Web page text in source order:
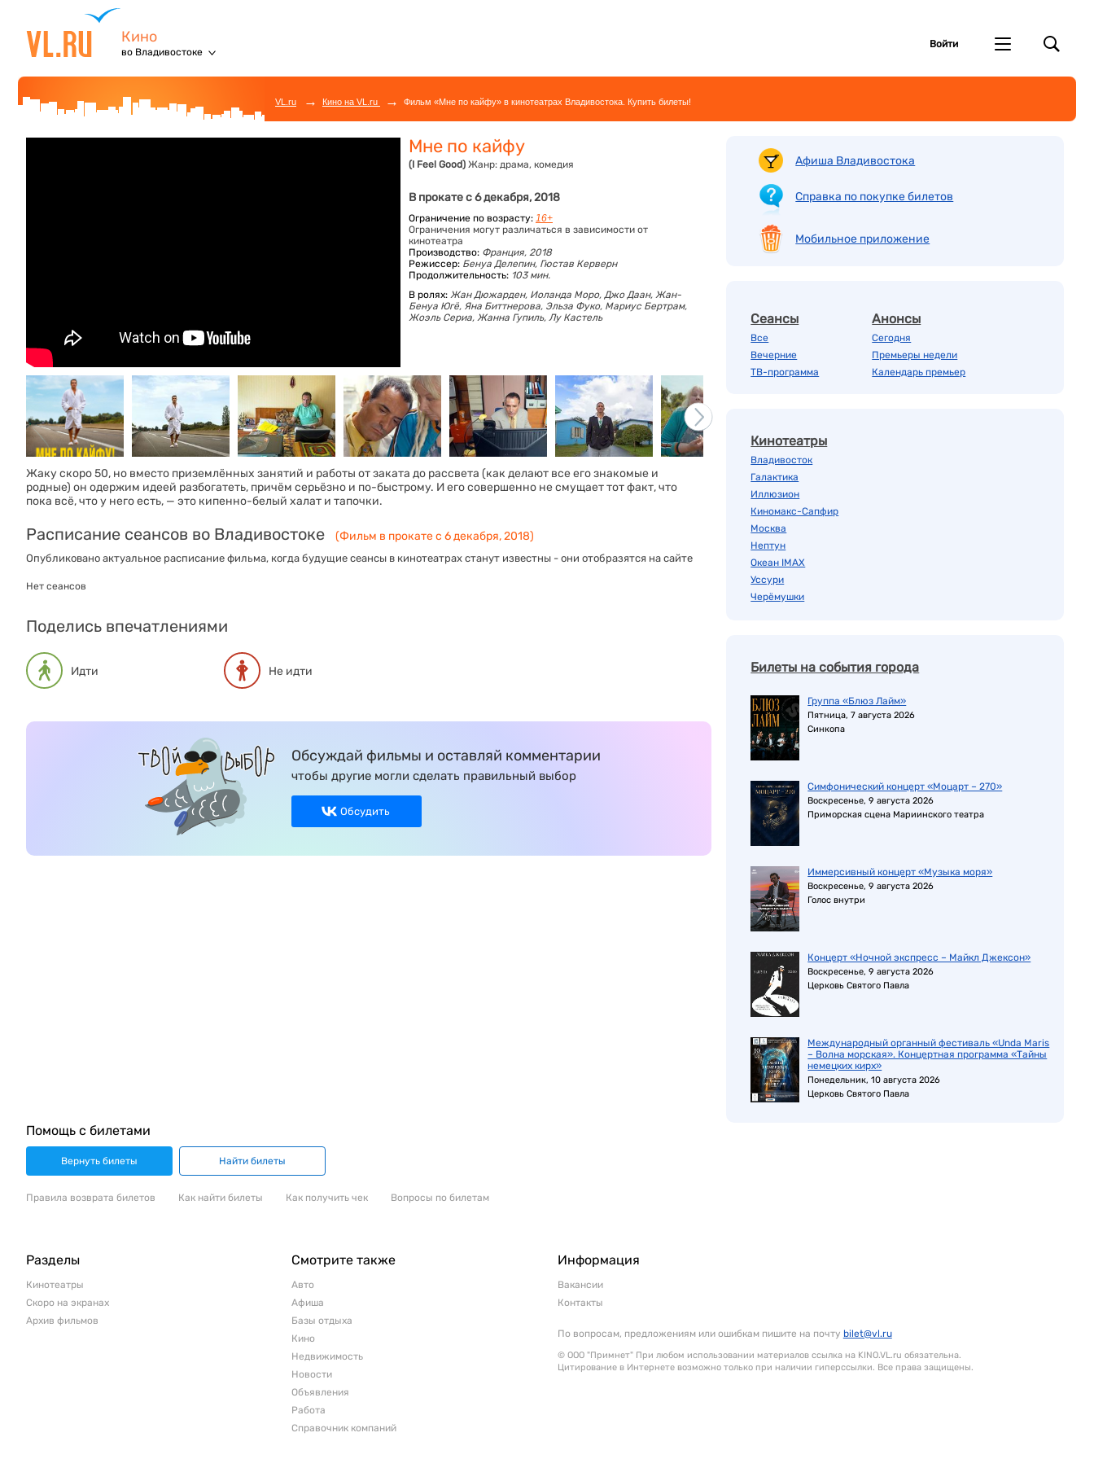
Кино
во Владивостоке
Войти
VL.ru → Кино на VL.ru → Фильм «Мне по кайфу» в кинотеатрах Владивостока. Купить билеты!
Мне по кайфу
(I Feel Good) Жанр: драма, комедия
В прокате с 6 декабря, 2018
Ограничение по возрасту: 16+
Ограничения могут различаться в зависимости от
кинотеатра
Производство: Франция, 2018
Режиссер: Бенуа Делепин, Гюстав Керверн
Продолжительность: 103 мин.
В ролях: Жан Дюжарден, Иоланда Моро, Джо Даан, Жан-
Бенуа Югё, Яна Биттнерова, Эльза Фуко, Мариус Бертрам,
Жоэль Сериа, Жанна Гупиль, Лу Кастель
Жаку скоро 50, но вместо приземлённых занятий и работы от заката до рассвета (как делают все его знакомые и
родные) он одержим идеей разбогатеть, причём серьёзно и по-быстрому. И его совершенно не смущает тот факт, что
пока всё, что у него есть, — это кипенно-белый халат и тапочки.
Расписание сеансов во Владивостоке (Фильм в прокате с 6 декабря, 2018)
Опубликовано актуальное расписание фильма, когда будущие сеансы в кинотеатрах станут известны - они отобразятся на сайте
Нет сеансов
Поделись впечатлениями
Идти Не идти
Обсуждай фильмы и оставляй комментарии
чтобы другие могли сделать правильный выбор
Обсудить
Афиша Владивостока
Справка по покупке билетов
Мобильное приложение
Сеансы
Все
Вечерние
ТВ-программа
Анонсы
Сегодня
Премьеры недели
Календарь премьер
Кинотеатры
Владивосток
Галактика
Иллюзион
Киномакс-Сапфир
Москва
Нептун
Океан IMAX
Уссури
Черёмушки
Билеты на события города
Группа «Блюз Лайм»
Пятница, 7 августа 2026
Синкопа
Симфонический концерт «Моцарт – 270»
Воскресенье, 9 августа 2026
Приморская сцена Мариинского театра
Иммерсивный концерт «Музыка моря»
Воскресенье, 9 августа 2026
Голос внутри
Концерт «Ночной экспресс – Майкл Джексон»
Воскресенье, 9 августа 2026
Церковь Святого Павла
Международный органный фестиваль «Unda Maris
– Волна морская». Концертная программа «Тайны
немецких кирх»
Понедельник, 10 августа 2026
Церковь Святого Павла
Помощь с билетами
Вернуть билеты Найти билеты
Правила возврата билетов Как найти билеты Как получить чек Вопросы по билетам
Разделы
Кинотеатры
Скоро на экранах
Архив фильмов
Смотрите также
Авто
Афиша
Базы отдыха
Кино
Недвижимость
Новости
Объявления
Работа
Справочник компаний
Информация
Вакансии
Контакты
По вопросам, предложениям или ошибкам пишите на почту bilet@vl.ru
© ООО "Примнет" При любом использовании материалов ссылка на KINO.VL.ru обязательна.
Цитирование в Интернете возможно только при наличии гиперссылки. Все права защищены.